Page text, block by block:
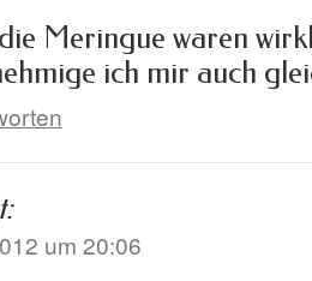
Meringue waren
ich mir auch
um 20:06